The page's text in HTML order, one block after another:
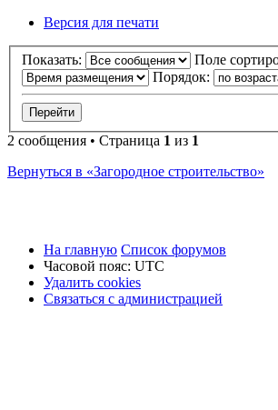
Версия для печати
Показать:
Поле
Порядок:
2 сообщения • Страница 1 из 1
Вернуться в «Загородное строительство»
На главную Список форумов
Часовой пояс: UTC
Удалить cookies
Связаться
Связаться с администрацией